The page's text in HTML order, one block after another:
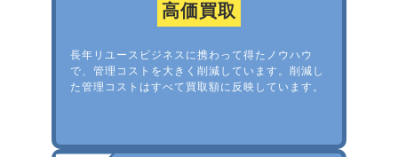
高価買取
長年リユースビジネスに携わって得たノウハウ
で、管理コストを大きく削減しています。削減し
た管理コストはすべて買取額に反映しています。